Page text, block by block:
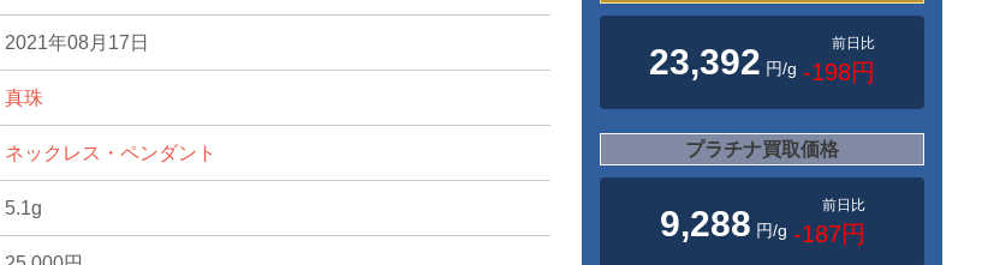
2021年08月17日
真珠
ネックレス・ペンダント
5.1g
23,392 円/g
前日比
-198円
プラチナ買取価格
9,288 円/g
前日比
-187円